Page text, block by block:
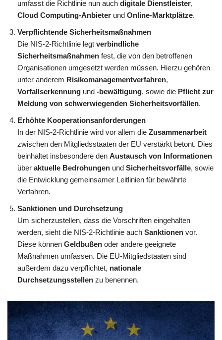
umfasst die Richtlinie nun auch digitale Dienstleister,
Cloud Computing-Anbieter und Online-Marktplätze.
Verpflichtende Sicherheitsmaßnahmen
Die NIS-2-Richtlinie legt verbindliche
Sicherheitsmaßnahmen fest, die von den betroffenen
Organisationen umgesetzt werden müssen. Hierzu gehören
unter anderem Risikomanagementverfahren,
Vorfallserkennung und -bewältigung, sowie die Pflicht zur
Meldung von schwerwiegenden Sicherheitsvorfällen.
Erhöhte Kooperationsanforderungen
In der NIS-2-Richtlinie wird vor allem die Zusammenarbeit
zwischen den Mitgliedsstaaten der EU verstärkt betont. Dies
beinhaltet insbesondere den Austausch von Informationen
über aktuelle Bedrohungen und Sicherheitsvorfälle, sowie
die Entwicklung gemeinsamer Leitlinien für bewährte
Verfahren.
Sanktionen und Durchsetzung
Um sicherzustellen, dass die Vorschriften eingehalten
werden, sieht die NIS-2-Richtlinie auch Sanktionen vor.
Diese können Geldbußen oder andere geeignete
Maßnahmen umfassen. Die EU-Mitgliedstaaten sind
außerdem dazu verpflichtet, nationale
Durchsetzungsstellen zu benennen.